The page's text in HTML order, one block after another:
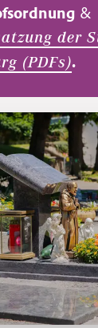
&
der
(PDFs).